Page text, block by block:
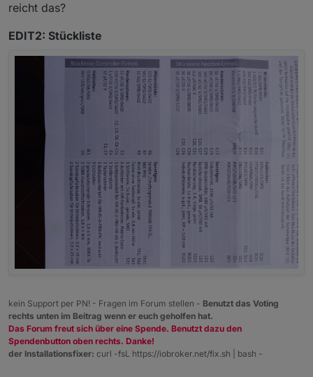
reicht das?
EDIT2: Stückliste
kein Support per PN! - Fragen im Forum stellen - Benutzt das Voting
rechts unten im Beitrag wenn er euch geholfen hat.
Das Forum freut sich über eine Spende. Benutzt dazu den
Spendenbutton oben rechts. Danke!
der Installationsfixer: curl -fsL https://iobroker.net/fix.sh | bash -